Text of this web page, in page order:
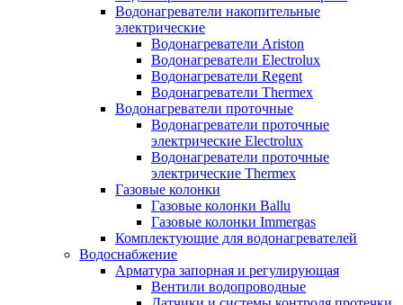
Водонагреватели накопительные
электрические
Водонагреватели Ariston
Водонагреватели Electrolux
Водонагреватели Regent
Водонагреватели Thermex
Водонагреватели проточные
Водонагреватели проточные
электрические Electrolux
Водонагреватели проточные
электрические Thermex
Газовые колонки
Газовые колонки Ballu
Газовые колонки Immergas
Комплектующие для водонагревателей
Водоснабжение
Арматура запорная и регулирующая
Вентили водопроводные